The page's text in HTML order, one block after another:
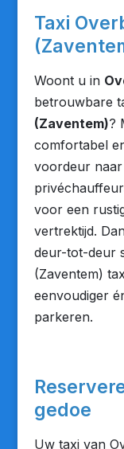
Taxi
Woont u in
betrouwbare
(Zaventem)?
comfortabel
voordeur
voor een
vertrektijd.
deur-tot-deur
(Zaventem)
eenvoudiger
parkeren.
gedoe
Uw taxi van